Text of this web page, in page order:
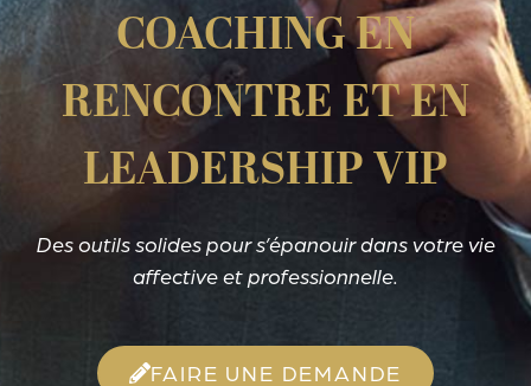
COACHING EN
RENCONTRE ET EN
LEADERSHIP VIP
Des outils solides pour s’épanouir dans votre vie
affective et professionnelle.
FAIRE UNE DEMANDE